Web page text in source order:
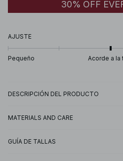
30% OFF
AJUSTE
Pequeño Acorde a la
DESCRIPCIÓN DEL PRODUCTO
MATERIALS AND CARE
GUÍA DE TALLAS